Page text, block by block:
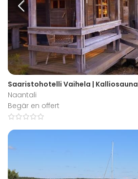
Saaristohotelli Vaihela | Kalliosauna
Naantali
Begär en offert